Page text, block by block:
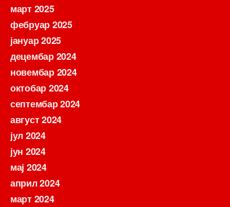
март 2025
фебруар 2025
јануар 2025
децембар 2024
новембар 2024
октобар 2024
септембар 2024
август 2024
јул 2024
јун 2024
мај 2024
април 2024
март 2024